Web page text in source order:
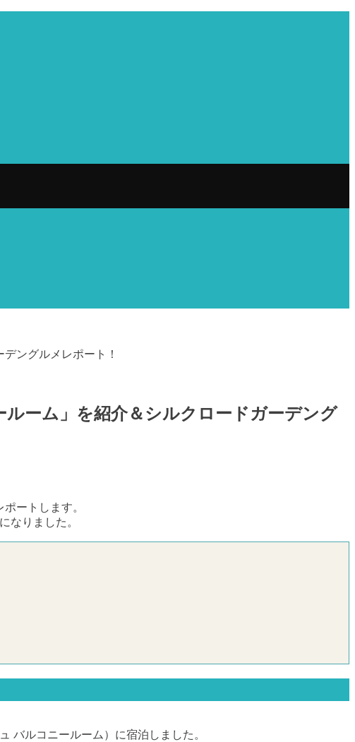
ングルメレポート！
ーム」を紹介＆シルクロードガーデング
ートします。
なりました。
バルコニールーム）に宿泊しました。